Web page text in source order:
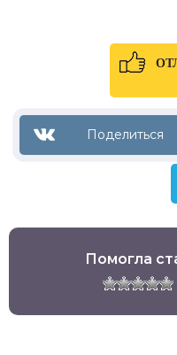
Помогла